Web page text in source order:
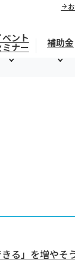
ベント
ミナー
補助金
る」を増やそ